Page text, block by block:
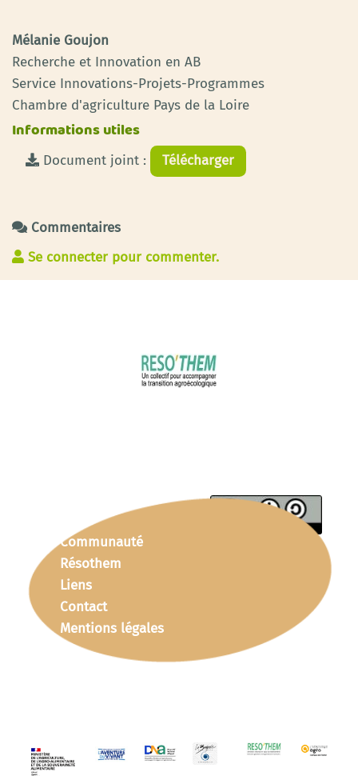
Mélanie Goujon
Recherche et Innovation en AB
Service Innovations-Projets-Programmes
Chambre d'agriculture Pays de la Loire
Informations utiles
Document joint : Télécharger
Commentaires
Se connecter pour commenter.
Communauté
Résothem
Liens
Contact
Mentions légales